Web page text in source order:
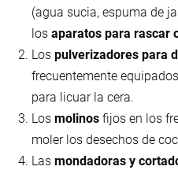
(agua sucia, espuma de
los aparatos para rascar
Los pulverizadores para
frecuentemente
para licuar la cera.
Los molinos fijos en los
moler los desechos de
Las mondadoras y